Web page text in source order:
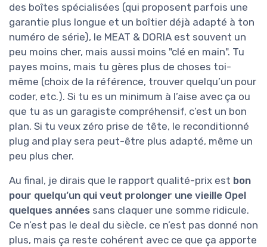
des boîtes spécialisées (qui proposent parfois une
garantie plus longue et un boîtier déjà adapté à ton
numéro de série), le MEAT & DORIA est souvent un
peu moins cher, mais aussi moins "clé en main". Tu
payes moins, mais tu gères plus de choses toi-
même (choix de la référence, trouver quelqu’un pour
coder, etc.). Si tu es un minimum à l’aise avec ça ou
que tu as un garagiste compréhensif, c’est un bon
plan. Si tu veux zéro prise de tête, le reconditionné
plug and play sera peut-être plus adapté, même un
peu plus cher.
Au final, je dirais que le rapport qualité-prix est bon
pour quelqu’un qui veut prolonger une vieille Opel
quelques années sans claquer une somme ridicule.
Ce n’est pas le deal du siècle, ce n’est pas donné non
plus, mais ça reste cohérent avec ce que ça apporte